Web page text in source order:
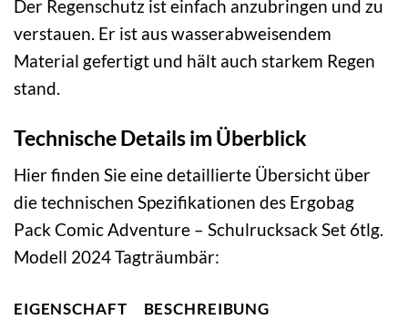
Der Regenschutz ist einfach anzubringen und zu
verstauen. Er ist aus wasserabweisendem
Material gefertigt und hält auch starkem Regen
stand.
Technische Details im Überblick
Hier finden Sie eine detaillierte Übersicht über
die technischen Spezifikationen des Ergobag
Pack Comic Adventure – Schulrucksack Set 6tlg.
Modell 2024 Tagträumbär:
EIGENSCHAFT BESCHREIBUNG